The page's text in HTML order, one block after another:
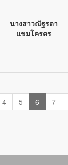
นางสาวณัฐรดา
แขมโครตร
4 5 6 7